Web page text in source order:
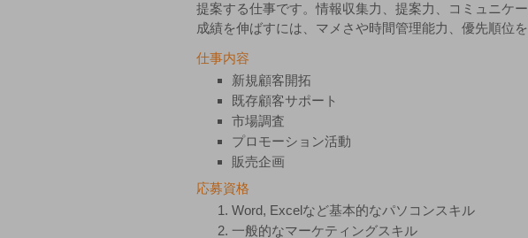
提案する仕事です。情報収集力、提案力、コミュニケ
成績を伸ばすには、マメさや時間管理能力、優先順位
仕事内容
新規顧客開拓
既存顧客サポート
市場調査
プロモーション活動
販売企画
応募資格
Word, Excelなど基本的なパソコンスキル
一般的なマーケティングスキル